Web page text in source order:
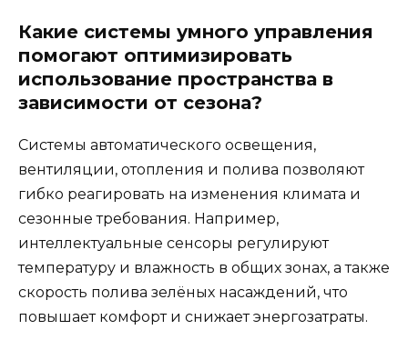
Какие системы умного управления
помогают оптимизировать
использование пространства в
зависимости от сезона?
Системы автоматического освещения,
вентиляции, отопления и полива позволяют
гибко реагировать на изменения климата и
сезонные требования. Например,
интеллектуальные сенсоры регулируют
температуру и влажность в общих зонах, а также
скорость полива зелёных насаждений, что
повышает комфорт и снижает энергозатраты.